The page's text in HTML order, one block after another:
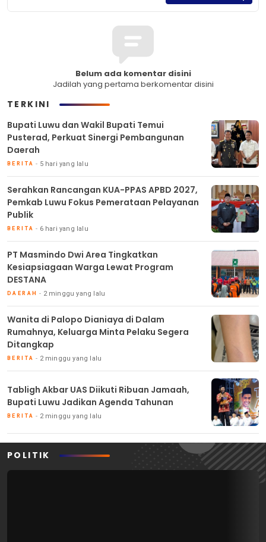
Belum ada komentar disini
Jadilah yang pertama berkomentar disini
TERKINI
Bupati Luwu dan Wakil Bupati Temui
Pusterad, Perkuat Sinergi Pembangunan
Daerah
BERITA 5 hari yang lalu
Serahkan Rancangan KUA-PPAS APBD 2027,
Pemkab Luwu Fokus Pemerataan Pelayanan
Publik
BERITA 6 hari yang lalu
PT Masmindo Dwi Area Tingkatkan
Kesiapsiagaan Warga Lewat Program
DESTANA
DAERAH 2 minggu yang lalu
Wanita di Palopo Dianiaya di Dalam
Rumahnya, Keluarga Minta Pelaku Segera
Ditangkap
BERITA 2 minggu yang lalu
Tabligh Akbar UAS Diikuti Ribuan Jamaah,
Bupati Luwu Jadikan Agenda Tahunan
BERITA 2 minggu yang lalu
POLITIK